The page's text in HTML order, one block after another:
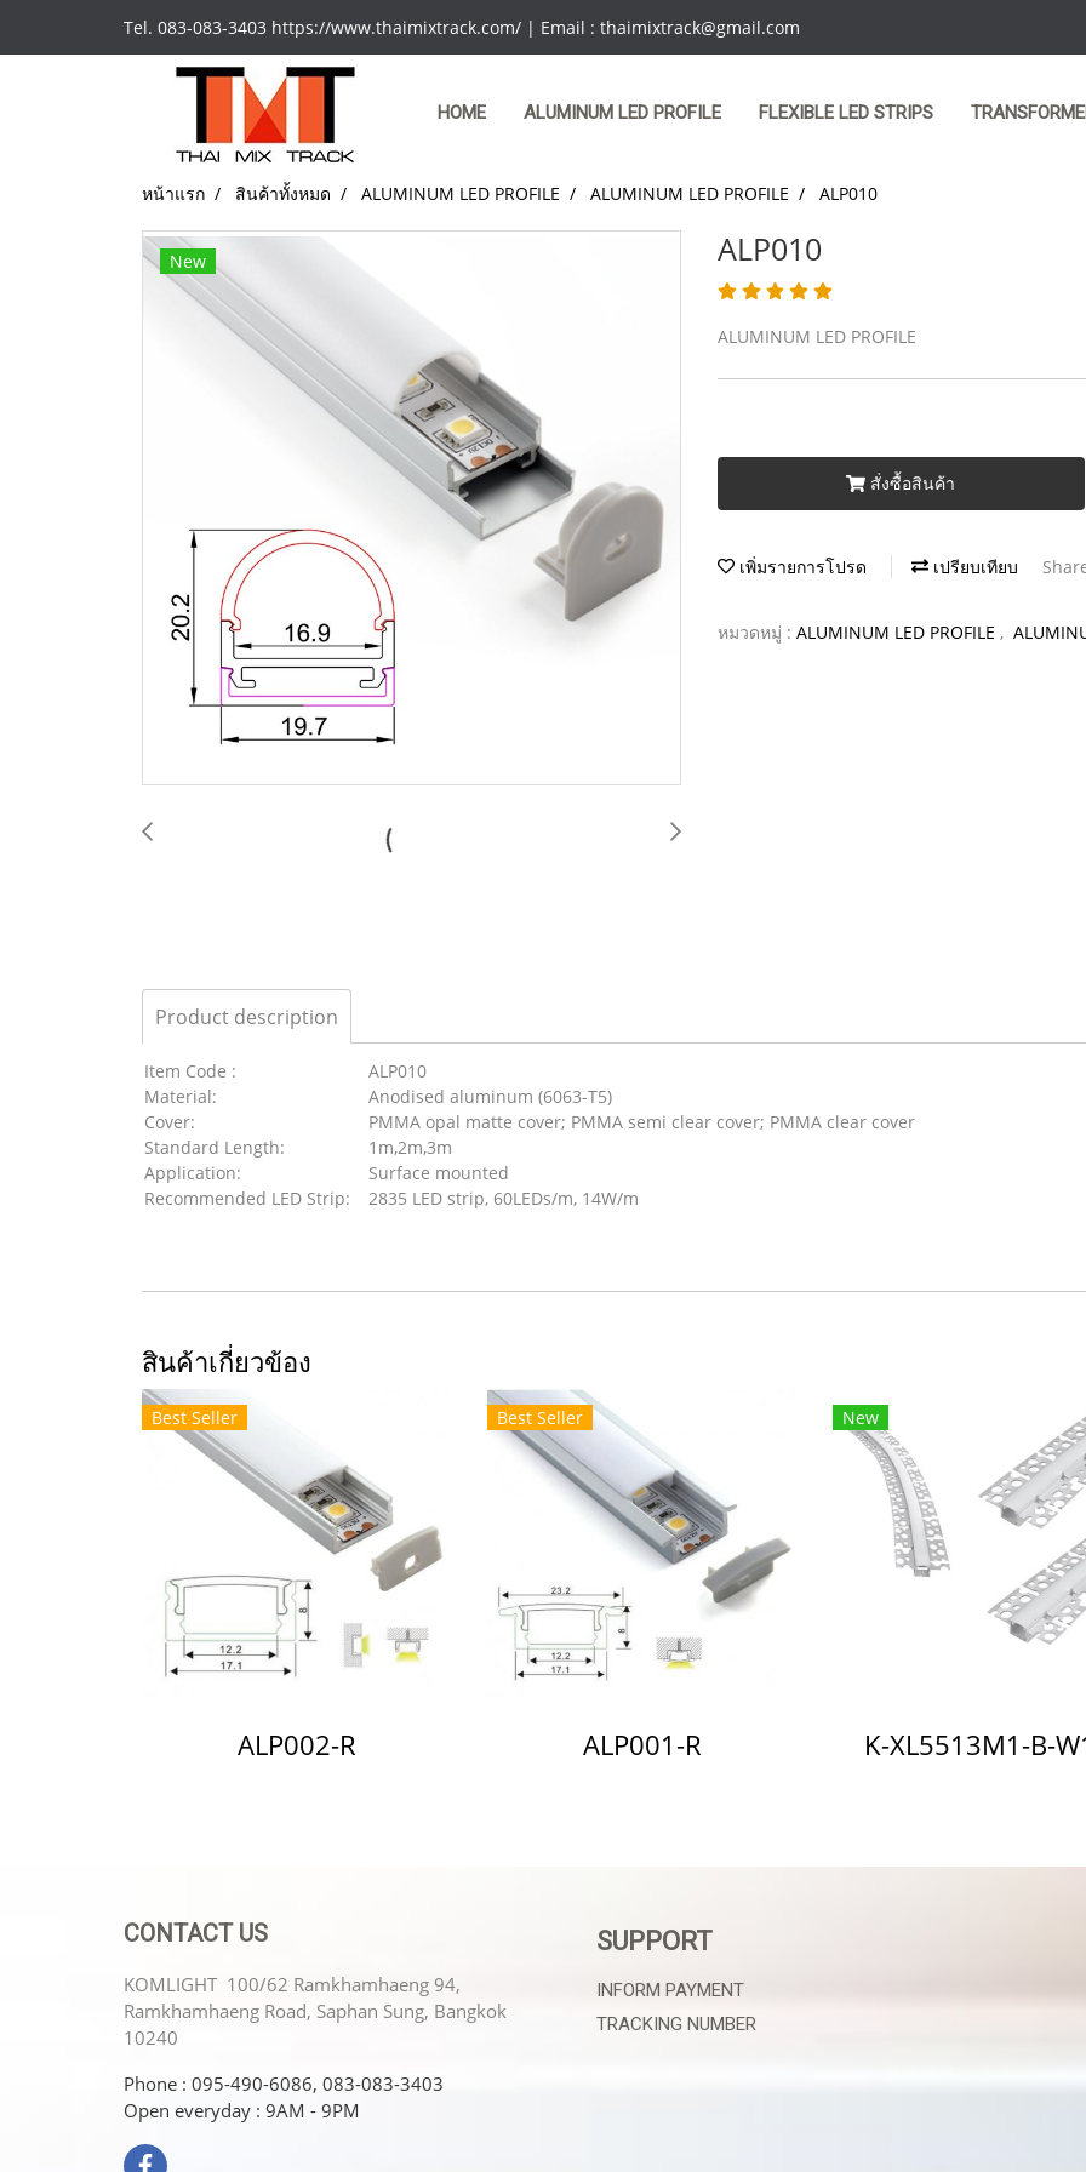
Tel. 083-083-3403 https://www.thaimixtrack.com/ | Email : thaimixtrack@gmail.com
HOME ALUMINUM LED PROFILE FLEXIBLE LED STRIPS
หน้าแรก สินค้าทั้งหมด ALUMINUM LED PROFILE ALUMINUM LED PROFILE ALP010
New ALP010
ALUMINUM LED PROFILE
สั่งซื้อสินค้า
เพิ่มรายการโปรด เปรียบเทียบ
หมวดหมู่ : ALUMINUM LED PROFILE ,
Product description
Item Code :
Material:
Cover:
Standard Length:
Application:
Recommended LED Strip:
ALP010
Anodised aluminum (6063-T5)
PMMA opal matte cover; PMMA semi clear cover; PMMA clear cover
1m,2m,3m
Surface mounted
2835 LED strip, 60LEDs/m, 14W/m
สินค้าเกี่ยวข้อง
Best Seller
ALP002-R
Best Seller
ALP001-R
New
K-XL5513M1-B-
CONTACT US
KOMLIGHT 100/62 Ramkhamhaeng 94,
Ramkhamhaeng Road, Saphan Sung, Bangkok
10240
Phone : 095-490-6086, 083-083-3403
Open everyday : 9AM - 9PM
SUPPORT
INFORM PAYMENT
TRACKING NUMBER